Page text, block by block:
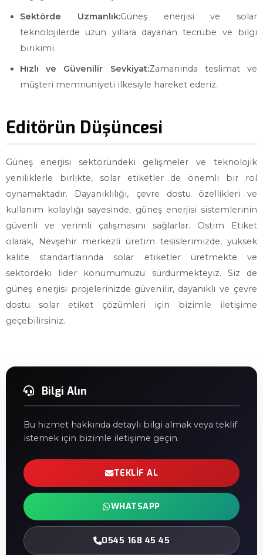
Sektörde Uzmanlık:Güneş enerjisi ve solar
teknolojilerde uzun yıllara dayanan tecrübe ve bilgi
birikimi.
Hızlı ve Güvenilir Sevkiyat:Zamanında teslimat ve
müşteri memnuniyeti ilkesiyle hareket ederiz.
Editörün Düşüncesi
Güneş enerjisi sektöründeki gelişmeler ve teknolojik
yeniliklerle birlikte, solar etiketler de önemli bir rol
oynamaktadır. Dayanıklılığı, çevre dostu özellikleri ve
kullanım kolaylığı sayesinde, güneş enerjisi sistemlerinin
güvenli ve verimli çalışmasını sağlarlar. Ostim Etiket
olarak, Nevşehir merkezli üretim tesislerimizde, yüksek
kalite standartlarında solar etiketler üretmekte ve
sektördeki lider konumumuzu sürdürmekteyiz. Siz de
güneş enerjisi projelerinizde güvenilir, dayanıklı ve çevre
dostu solar etiket çözümleri için bizimle iletişime
geçebilirsiniz.
Bilgi Alın
Bu hizmet hakkında detaylı bilgi almak veya teklif
istemek için bizimle iletişime geçin.
TEKLIF AL
WHATSAPP
0545 168 45 45